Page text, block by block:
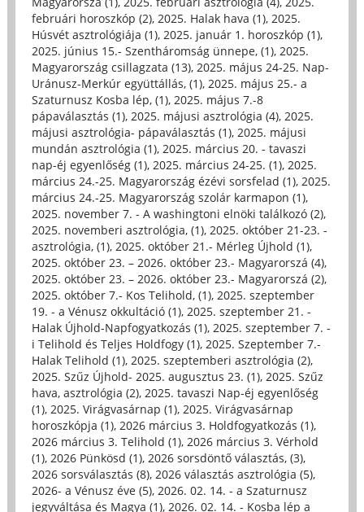
februári horoszkóp (2), 2025. Halak hava (1), 2025.
Húsvét asztrológiája (1), 2025. január 1. horoszkóp (1),
2025. június 15.- Szentháromság ünnepe, (1), 2025.
Magyarország csillagzata (13), 2025. május 24-25. Nap-
Uránusz-Merkúr együttállás, (1), 2025. május 25.- a
Szaturnusz Kosba lép, (1), 2025. május 7.-8
pápaválasztás (1), 2025. májusi asztrológia (4), 2025.
májusi asztrológia- pápaválasztás (1), 2025. májusi
mundán asztrológia (1), 2025. március 20. - tavaszi
nap-éj egyenlőség (1), 2025. március 24-25. (1), 2025.
március 24.-25. Magyarország ézévi sorsfelad (1), 2025.
március 24.-25. Magyarország szolár karmapon (1),
2025. november 7. - A washingtoni elnöki találkozó (2),
2025. novemberi asztrológia, (1), 2025. október 21-23. -
asztrológia, (1), 2025. október 21.- Mérleg Újhold (1),
2025. október 23. – 2026. október 23.- Magyarorszá (4),
2025. október 23. – 2026. október 23.- Magyarorszá (2),
2025. október 7.- Kos Telihold, (1), 2025. szeptember
19. - a Vénusz okkultáció (1), 2025. szeptember 21. -
Halak Újhold-Napfogyatkozás (1), 2025. szeptember 7. -
i Telihold és Teljes Holdfogy (1), 2025. Szeptember 7.-
Halak Telihold (1), 2025. szeptemberi asztrológia (2),
2025. Szűz Újhold- 2025. augusztus 23. (1), 2025. Szűz
hava, asztrológia (2), 2025. tavaszi Nap-éj egyenlőség
(1), 2025. Virágvasárnap (1), 2025. Virágvasárnap
horoszkópja (1), 2026 március 3. Holdfogyatkozás (1),
2026 március 3. Telihold (1), 2026 március 3. Vérhold
(1), 2026 Pünkösd (1), 2026 sorsdöntő választás, (3),
2026 sorsválasztás (8), 2026 választás asztrológia (5),
2026- a Vénusz éve (5), 2026. 02. 14. - a Szaturnusz
jegyváltása és Magya (1), 2026. 02. 14. - Kosba lép a